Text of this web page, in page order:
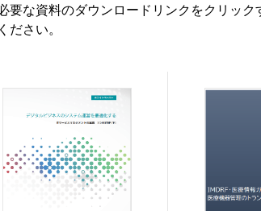
要な資料のダウンロードリンクをクリッ
ださい。